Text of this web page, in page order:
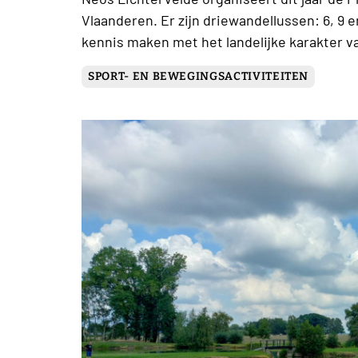
Vlaanderen. Er zijn driewandellussen: 6, 9
kennis maken met het landelijke karakter
SPORT- EN BEWEGINGSACTIVITEITEN